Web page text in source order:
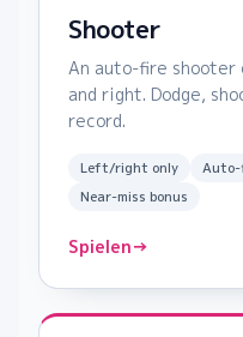
Shooter
An auto-fire
and right. Dodge,
record.
Left/right only
Near-miss bonus
Spielen→